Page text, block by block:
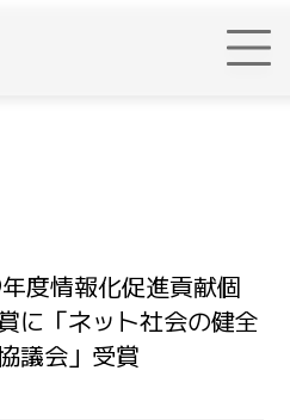
度情報化促進貢献個
に「ネット社会の健全
議会」受賞